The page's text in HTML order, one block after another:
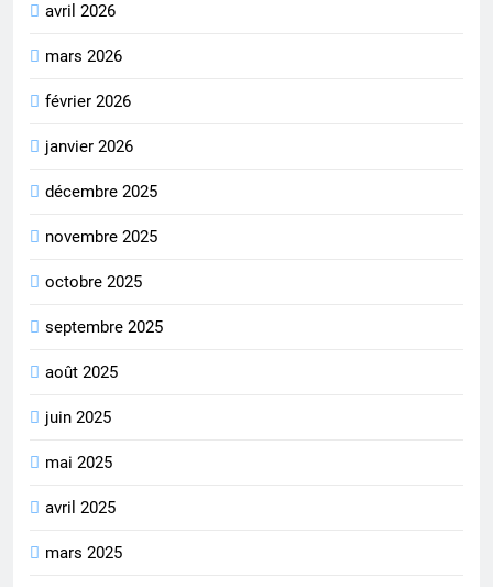
avril 2026
mars 2026
février 2026
janvier 2026
décembre 2025
novembre 2025
octobre 2025
septembre 2025
août 2025
juin 2025
mai 2025
avril 2025
mars 2025